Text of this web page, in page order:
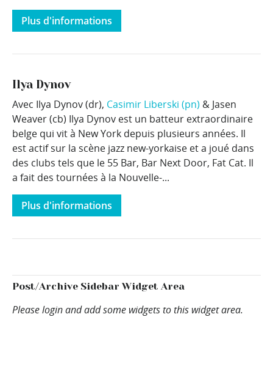
Plus d'informations
Ilya Dynov
Avec Ilya Dynov (dr), Casimir Liberski (pn) & Jasen
Weaver (cb) Ilya Dynov est un batteur extraordinaire
belge qui vit à New York depuis plusieurs années. Il
est actif sur la scène jazz new-yorkaise et a joué dans
des clubs tels que le 55 Bar, Bar Next Door, Fat Cat. Il
a fait des tournées à la Nouvelle-...
Plus d'informations
Post/Archive Sidebar Widget Area
Please login and add some widgets to this widget area.